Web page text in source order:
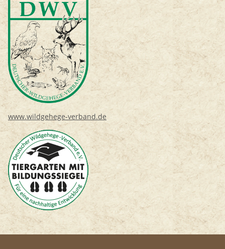
www.wildgehege-verband.de